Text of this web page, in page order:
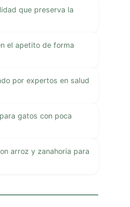
que preserva la
el apetito de forma
por expertos en salud
gatos con poca
arroz y zanahoria para